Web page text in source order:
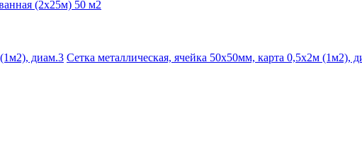
(2х25м) 50 м2
Сетка металлическая, ячейка 50х50мм, карта 0,5х2м (1м2),